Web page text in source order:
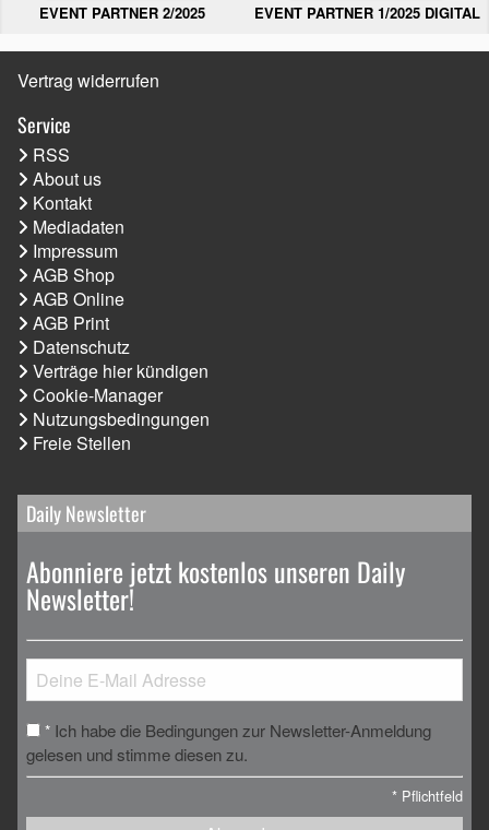
EVENT PARTNER 2/2025 EVENT PARTNER 1/2025 DIGITAL
Vertrag widerrufen
Service
RSS
About us
Kontakt
Mediadaten
Impressum
AGB Shop
AGB Online
AGB Print
Datenschutz
Verträge hier kündigen
Cookie-Manager
Nutzungsbedingungen
Freie Stellen
Daily Newsletter
Abonniere jetzt kostenlos unseren Daily
Newsletter!
* Ich habe die Bedingungen zur Newsletter-Anmeldung
gelesen und stimme diesen zu.
* Pflichtfeld